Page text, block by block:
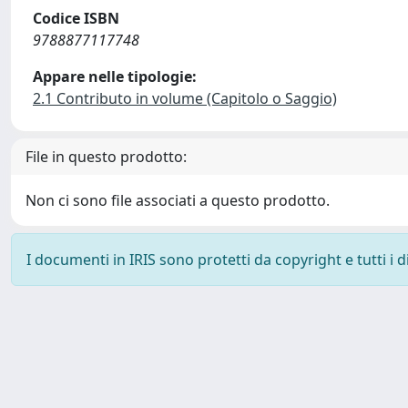
Codice ISBN
9788877117748
Appare nelle tipologie:
2.1 Contributo in volume (Capitolo o Saggio)
File in questo prodotto:
Non ci sono file associati a questo prodotto.
I documenti in IRIS sono protetti da copyright e tutti i